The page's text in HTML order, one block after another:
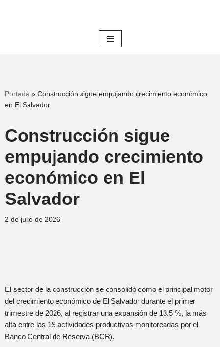
Portada » Construcción sigue empujando crecimiento económico
en El Salvador
Construcción sigue
empujando crecimiento
económico en El
Salvador
2 de julio de 2026
El sector de la construcción se consolidó como el principal motor
del crecimiento económico de El Salvador durante el primer
trimestre de 2026, al registrar una expansión de 13.5 %, la más
alta entre las 19 actividades productivas monitoreadas por el
Banco Central de Reserva (BCR).